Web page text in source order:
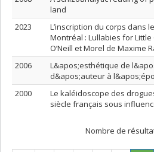
land
2023
L’inscription du corps dans
Montréal : Lullabies for
O’Neill et Morel de Maxime
2006
L&apos;esthétique de
d&apos;auteur à
2000
Le kaléidoscope des
siècle français sous
Nombre de